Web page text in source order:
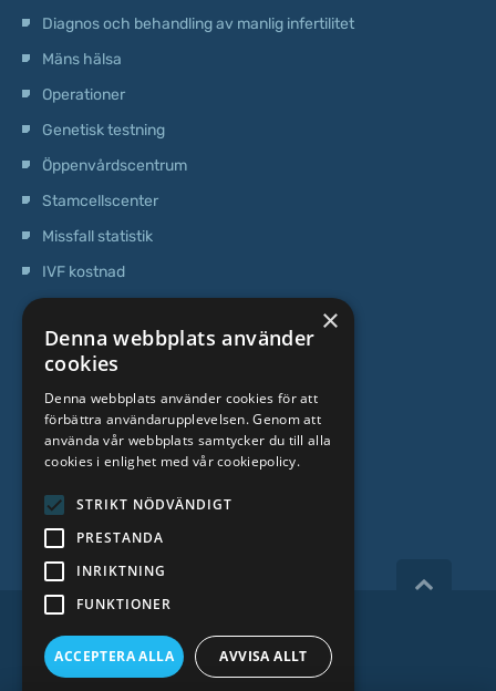
Diagnos och behandling av manlig infertilitet
Mäns hälsa
Operationer
Genetisk testning
Öppenvårdscentrum
Stamcellscenter
Missfall statistik
IVF kostnad
OM OSS
Vilka vi är
Specialist team
Priser
Kontakter
Copyright 2026, iVF Riga.
Integritetspolicy | Villkor | CCTV
×
Denna webbplats använder
cookies
Denna webbplats använder cookies för att
förbättra användarupplevelsen. Genom att
använda vår webbplats samtycker du till alla
cookies i enlighet med vår cookiepolicy.
STRIKT NÖDVÄNDIGT
PRESTANDA
INRIKTNING
FUNKTIONER
ACCEPTERA ALLA AVVISA ALLT